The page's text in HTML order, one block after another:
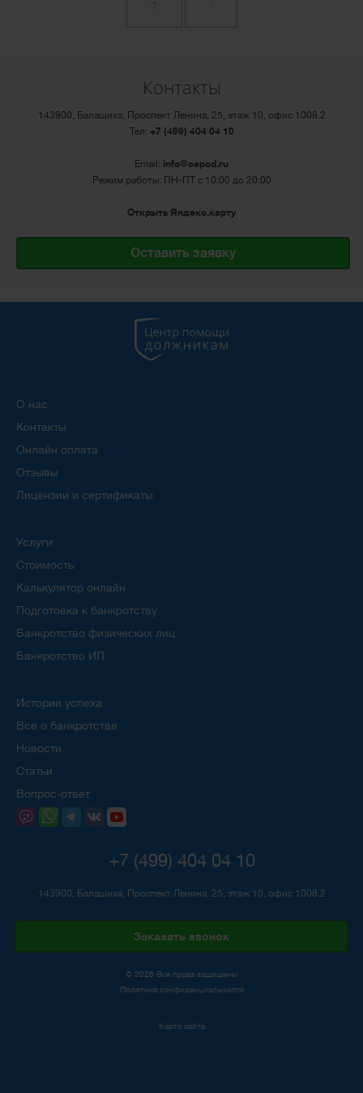
Контакты
143900, Балашиха, Проспект Ленина, 25, этаж 10, офис 1008.2
Тел: +7 (499) 404 04 10
Email: info@cepod.ru
Режим работы: ПН-ПТ с 10:00 до 20:00
Открыть Яндекс.карту
Оставить заявку
О нас
Контакты
Онлайн оплата
Отзывы
Лицензии и сертификаты
Услуги
Стоимость
Калькулятор онлайн
Подготовка к банкротству
Банкротство физических лиц
Банкротство ИП
Истории успеха
Все о банкротстве
Новости
Статьи
Вопрос-ответ
+7 (499) 404 04 10
143900, Балашиха, Проспект Ленина, 25, этаж 10, офис 1008.2
Заказать звонок
© 2026 Все права защищены
Политика конфиденциальности
Карта сайта